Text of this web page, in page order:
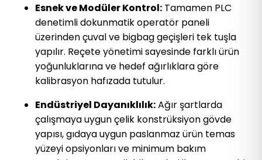
Esnek ve Modüler Kontrol: Tamamen PLC
denetimli dokunmatik operatör paneli
üzerinden çuval ve bigbag geçişleri tek tuşla
yapılır. Reçete yönetimi sayesinde farklı ürün
yoğunluklarına ve hedef ağırlıklara göre
kalibrasyon hafızada tutulur.
Endüstriyel Dayanıklılık:Ağır şartlarda
çalışmaya uygun çelik konstrüksiyon gövde
yapısı, gıdaya uygun paslanmaz ürün temas
yüzeyi opsiyonları ve minimum bakım